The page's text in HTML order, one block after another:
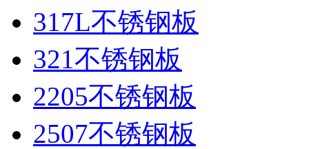
317L不锈钢板
321不锈钢板
2205不锈钢板
2507不锈钢板